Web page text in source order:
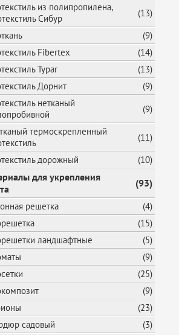
из полипропилена,
Сибур
(13)
(9)
Fibertex
(14)
Typar
(13)
Дорнит
(9)
нетканый
(9)
термоскрепленный
(11)
дорожный
(10)
для укрепления
(93)
решетка
(4)
(15)
ландшафтные
(5)
(9)
(25)
(9)
(23)
садовый
(3)